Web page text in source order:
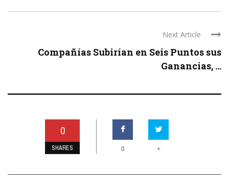
Next Article
Compañías Subirían en Seis Puntos sus
Ganancias, ...
0
SHARES 0 +